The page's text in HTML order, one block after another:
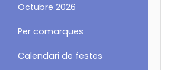
Octubre 2026
Per comarques
Calendari de festes